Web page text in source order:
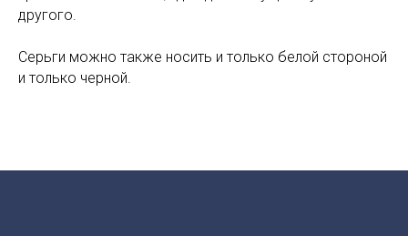
другого.
Серьги можно также носить и только белой стороной
и только черной.